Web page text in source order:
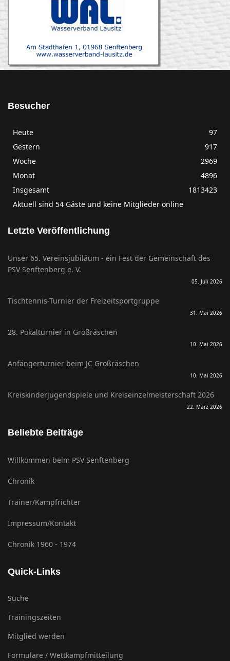
Besucher
Heute
97
Gestern
917
Woche
2969
Monat
4896
Insgesamt
1813423
Aktuell sind 54 Gäste und keine Mitglieder online
Letzte Veröffentlichung
Unser 65. Vereinsjubiläum - ein Fest der Gemeinschaft des
PSV Senftenberg e. V.
05. Juli 2026
Tischtennis-Turnier der Freizeitsportgruppe
31. Mai 2026
28. Pokalturnier in Großräschen
10. Mai 2026
Anfängerturnier beim JC Großräschen
10. Mai 2026
Kreiskinderjugendspiele und Kreiseinzelmeisterschaft 2026
22. März 2026
Beliebte Beiträge
Willkommen beim PSV Senftenberg
Chronik
Trainer/Kampfrichter
Impressum/Kontakt
Chronik 1960 - 1974
Quick-Links
Suche
Trainingszeiten
Mitglied werden
Formulare / Wettkampfmitteilung